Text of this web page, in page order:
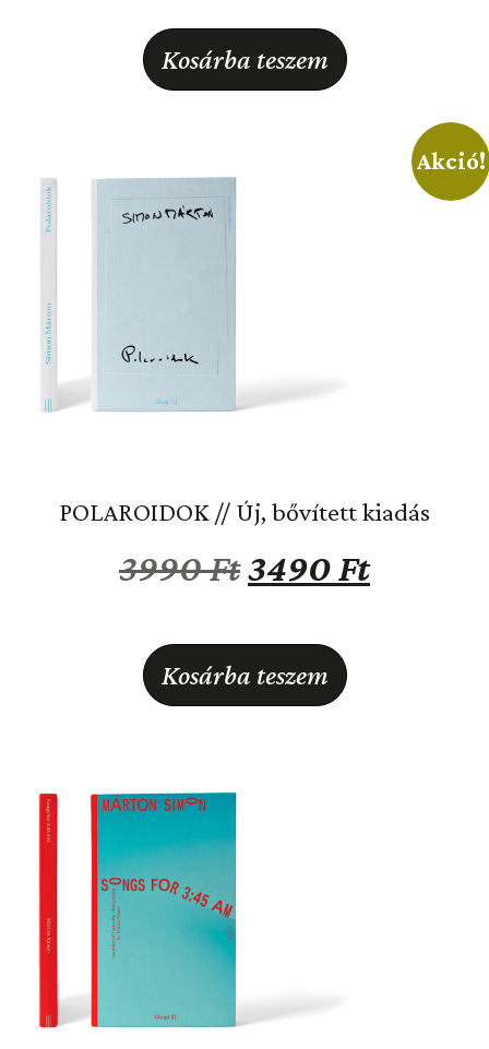
Kosárba teszem
Akció!
POLAROIDOK // Új, bővített kiadás
3990Ft3490Ft
Kosárba teszem